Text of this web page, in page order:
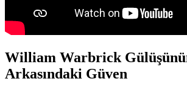
William Warbrick
Arkasındaki Güven